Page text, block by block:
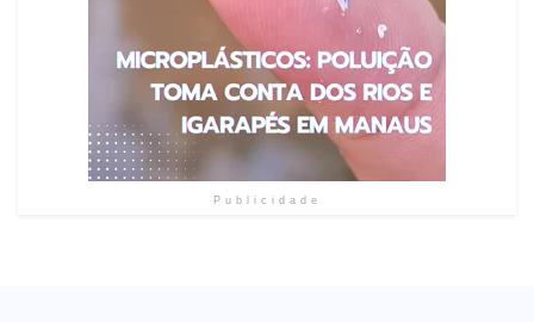
Publicidade